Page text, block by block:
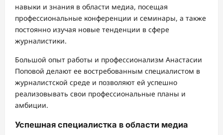
навыки и знания в области медиа, посещая
профессиональные конференции и семинары, а также
постоянно изучая новые тенденции в сфере
журналистики.
Большой опыт работы и профессионализм Анастасии
Поповой делают ее востребованным специалистом в
журналистской среде и позволяют ей успешно
реализовывать свои профессиональные планы и
амбиции.
Успешная специалистка в области медиа